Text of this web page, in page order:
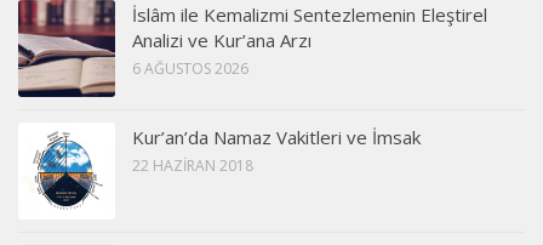
İslâm ile Kemalizmi Sentezlemenin Eleştirel
Analizi ve Kur’ana Arzı
6 AĞUSTOS 2026
Kur’an’da Namaz Vakitleri ve İmsak
22 HAZIRAN 2018